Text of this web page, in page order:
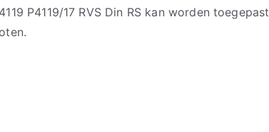
P4119/17 RVS Din RS kan worden toegepast